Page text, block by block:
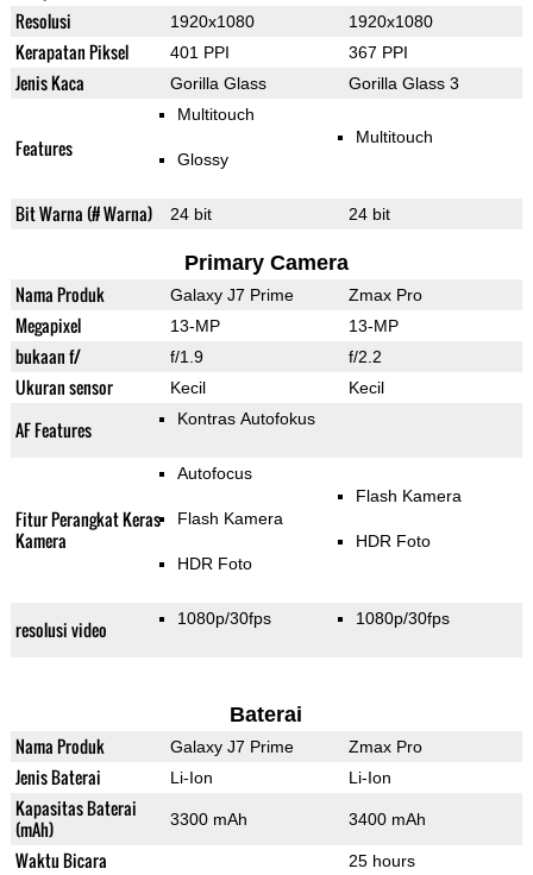
Resolusi 1920x1080 1920x1080
Kerapatan Piksel 401 PPI 367 PPI
Jenis Kaca Gorilla Glass Gorilla Glass 3
Features
Multitouch
Glossy
Multitouch
Bit Warna (# Warna) 24 bit 24 bit
Primary Camera
Nama Produk Galaxy J7 Prime Zmax Pro
Megapixel 13-MP 13-MP
bukaan f/ f/1.9 f/2.2
Ukuran sensor Kecil Kecil
AF Features Kontras Autofokus
Fitur Perangkat Keras
Kamera
Autofocus
Flash Kamera
HDR Foto
Flash Kamera
HDR Foto
resolusi video 1080p/30fps 1080p/30fps
Baterai
Nama Produk Galaxy J7 Prime Zmax Pro
Jenis Baterai Li-Ion Li-Ion
Kapasitas Baterai
(mAh)
3300 mAh 3400 mAh
Waktu Bicara 25 hours